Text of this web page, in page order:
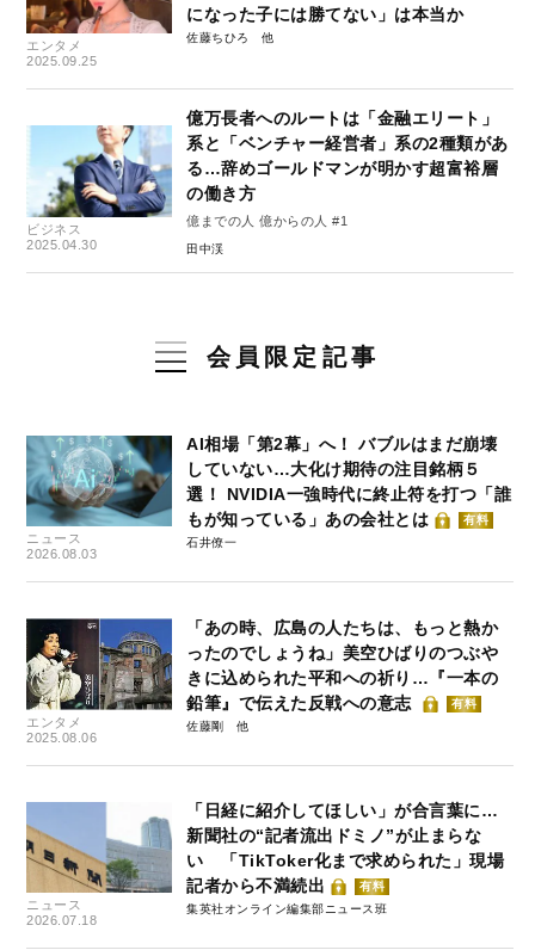
エンタメ
2025.09.25
になった子には勝てない」は本当か
佐藤ちひろ
ビジネス
2025.04.30
億万長者へのルートは「金融エリート」
系と「ベンチャー経営者」系の2種類があ
る…辞めゴールドマンが明かす超富裕層
の働き方
億までの人 億からの人 #1
田中渓
会員限定記事
ニュース
2026.08.03
AI相場「第2幕」へ！ バブルはまだ崩壊
していない…大化け期待の注目銘柄５
選！ NVIDIA一強時代に終止符を打つ「誰
もが知っている」あの会社とは
有料
石井僚一
エンタメ
2025.08.06
「あの時、広島の人たちは、もっと熱か
ったのでしょうね」美空ひばりのつぶや
きに込められた平和への祈り…『一本の
鉛筆』で伝えた反戦への意志
有料
佐藤剛
ニュース
2026.07.18
「日経に紹介してほしい」が合言葉に…
新聞社の“記者流出ドミノ”が止まらな
い 「TikToker化まで求められた」現場
記者から不満続出
有料
集英社オンライン編集部ニュース班